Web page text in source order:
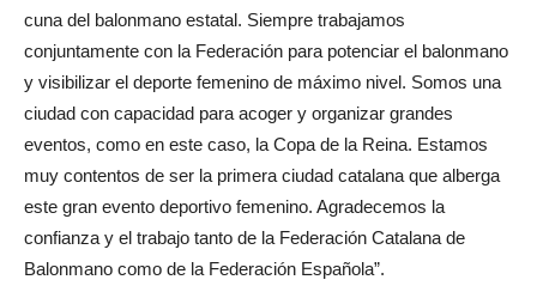
cuna del balonmano estatal. Siempre trabajamos
conjuntamente con la Federación para potenciar el balonmano
y visibilizar el deporte femenino de máximo nivel. Somos una
ciudad con capacidad para acoger y organizar grandes
eventos, como en este caso, la Copa de la Reina. Estamos
muy contentos de ser la primera ciudad catalana que alberga
este gran evento deportivo femenino. Agradecemos la
confianza y el trabajo tanto de la Federación Catalana de
Balonmano como de la Federación Española”.